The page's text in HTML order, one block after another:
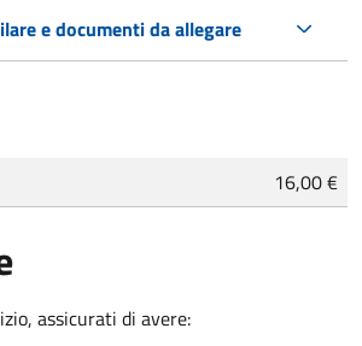
e documenti da allegare
16,00 €
assicurati di avere: